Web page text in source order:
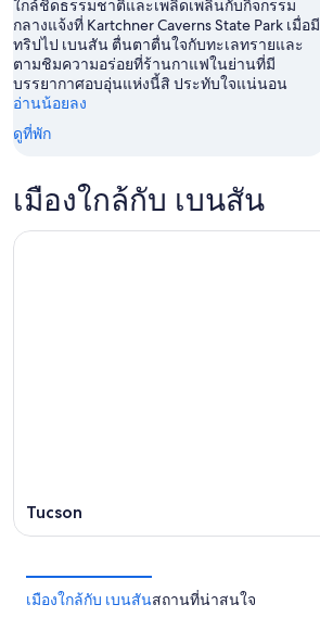
9
ส.ค.
9
ส.ค.
-
10
ส.ค.
สัปดาห์
หน้า,
14
ส.ค.
-
16
ใกล้ชิดธรรมชาติและเพลิดเพลินกับกิจกรรม
กลางแจ้งที่ Kartchner Caverns State Park เมื่อมี
ทริปไป เบนสัน ตื่นตาตื่นใจกับทะเลทรายและ
ตามชิมความอร่อยที่ร้านกาแฟในย่านที่มี
บรรยากาศอบอุ่นแห่งนี้สิ ประทับใจแน่นอน
อ่านน้อยลง
ดูที่พัก
เมืองใกล้กับ เบนสัน
Tucson
เมืองใกล้กับ เบนสันสถานที่น่าสนใจ